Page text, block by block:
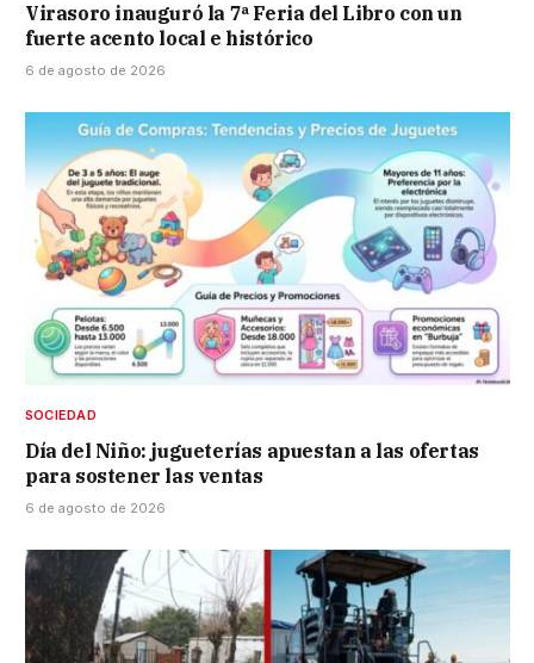
Virasoro inauguró la 7ª Feria del Libro con un
fuerte acento local e histórico
6 de agosto de 2026
SOCIEDAD
Día del Niño: jugueterías apuestan a las ofertas
para sostener las ventas
6 de agosto de 2026